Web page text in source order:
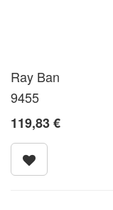
Ray Ban
9455
119,83€